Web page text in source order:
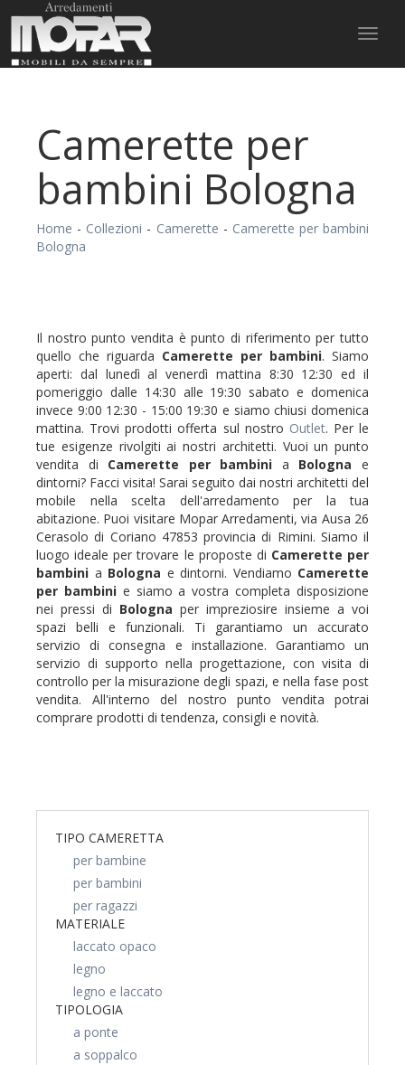
Camerette per
bambini Bologna
Home - Collezioni - Camerette - Camerette per bambini
Bologna
Il nostro punto vendita è punto di riferimento per tutto
quello che riguarda Camerette per bambini. Siamo
aperti: dal lunedì al venerdì mattina 8:30 12:30 ed il
pomeriggio dalle 14:30 alle 19:30 sabato e domenica
invece 9:00 12:30 - 15:00 19:30 e siamo chiusi domenica
mattina. Trovi prodotti offerta sul nostro Outlet. Per le
tue esigenze rivolgiti ai nostri architetti. Vuoi un punto
vendita di Camerette per bambini a Bologna e
dintorni? Facci visita! Sarai seguito dai nostri architetti del
mobile nella scelta dell'arredamento per la tua
abitazione. Puoi visitare Mopar Arredamenti, via Ausa 26
Cerasolo di Coriano 47853 provincia di Rimini. Siamo il
luogo ideale per trovare le proposte di Camerette per
bambini a Bologna e dintorni. Vendiamo Camerette
per bambinie siamo a vostra completa disposizione
nei pressi di Bologna per impreziosire insieme a voi
spazi belli e funzionali. Ti garantiamo un accurato
servizio di consegna e installazione. Garantiamo un
servizio di supporto nella progettazione, con visita di
controllo per la misurazione degli spazi, e nella fase post
vendita. All'interno del nostro punto vendita potrai
comprare prodotti di tendenza, consigli e novità.
TIPO CAMERETTA
per bambine
per bambini
per ragazzi
MATERIALE
laccato opaco
legno
legno e laccato
TIPOLOGIA
a ponte
a soppalco